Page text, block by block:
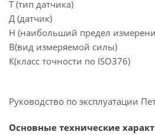
Т (тип датчика)
Д (датчик)
Н (наибольший предел
В(вид измеряемой силы)
К(класс точности по ISO376)
Руководство по эксплуатации
Основные технические